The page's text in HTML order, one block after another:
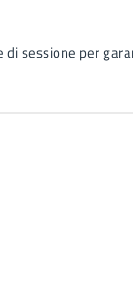
di sessione per